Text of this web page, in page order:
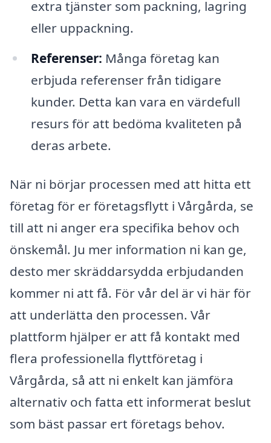
extra tjänster som packning, lagring
eller uppackning.
Referenser: Många företag kan
erbjuda referenser från tidigare
kunder. Detta kan vara en värdefull
resurs för att bedöma kvaliteten på
deras arbete.
När ni börjar processen med att hitta ett
företag för er företagsflytt i Vårgårda, se
till att ni anger era specifika behov och
önskemål. Ju mer information ni kan ge,
desto mer skräddarsydda erbjudanden
kommer ni att få. För vår del är vi här för
att underlätta den processen. Vår
plattform hjälper er att få kontakt med
flera professionella flyttföretag i
Vårgårda, så att ni enkelt kan jämföra
alternativ och fatta ett informerat beslut
som bäst passar ert företags behov.